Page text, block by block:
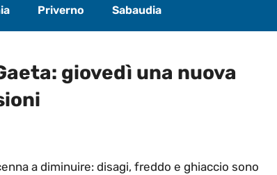
Priverno Sabaudia
giovedì una nuova
a diminuire: disagi, freddo e ghiaccio sono